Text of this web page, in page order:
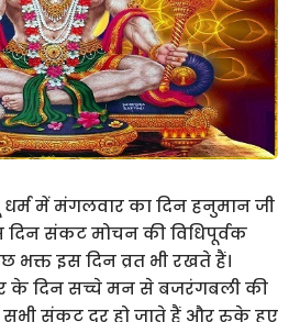
धर्म में मंगलवार का दिन हनुमान जी
दिन संकट मोचन की विधिपूर्वक
भक्त इस दिन व्रत भी रखते हैं।
के दिन सच्चे मन से बजरंगबली की
संकट दूर हो जाते हैं और रुके हुए